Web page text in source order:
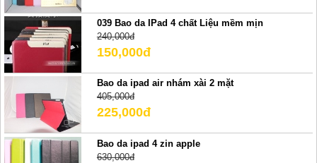
039 Bao da IPad 4 chất Liệu mềm mịn
240,000đ
150,000đ
Bao da ipad air nhám xài 2 mặt
405,000đ
225,000đ
Bao da ipad 4 zin apple
630,000đ